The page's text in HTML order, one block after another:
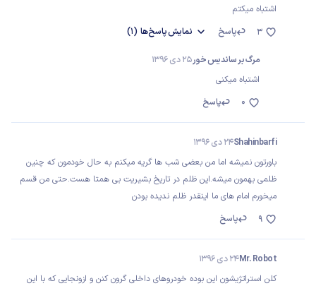
اشتباه میکتم
پاسخ
نمایشپاسخ‌ها (1) 3
مرگ بر ساندیس خور25 دی 1396
اشتباه میکنی
پاسخ
0
Shahinbarfi24 دی 1396
باورتون نمیشه اما من بعضی شب ها گریه میکنم به حال خودمون که چنین
ظلمی بهمون میشه.این ظلم در تاریخ بشیریت بی همتا هست.حتی من قسم
میخورم امام های ما اینقدر ظلم ندیده بودن
پاسخ
9
Mr. Robot24 دی 1396
کلن استراتژیشون این بوده خودروهای داخلی گرون کنن و ازونجایی که با این